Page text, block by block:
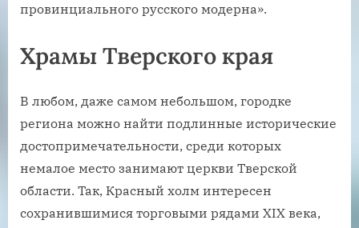
провинциального русского модерна».
Храмы Тверского края
В любом, даже самом небольшом, городке
региона можно найти подлинные исторические
достопримечательности, среди которых
немалое место занимают церкви Тверской
области. Так, Красный холм интересен
сохранившимися торговыми рядами XIX века,